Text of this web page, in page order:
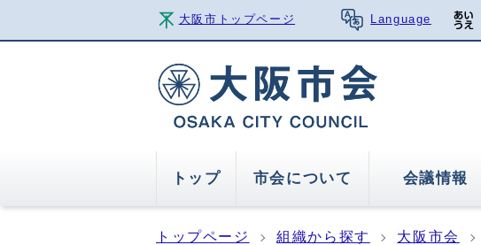
大阪市トップページ Language
トップ 市会について 会議情報
トップページ 組織から探す 大阪市会